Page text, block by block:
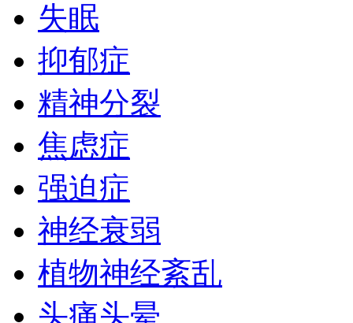
失眠
抑郁症
精神分裂
焦虑症
强迫症
神经衰弱
植物神经紊乱
头痛头晕